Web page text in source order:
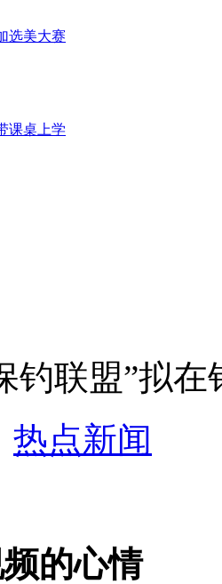
选美大赛
课桌上学
山爆发
死亡
联盟”拟在
热点新闻
的心情